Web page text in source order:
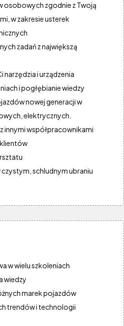
osobowych zgodnie z Twoją
w zakresie usterek
zadań z największą
narzędzia i urządzenia
i pogłębianie wiedzy
nowej generacji w
elektrycznych.
innymi współpracownikami
schludnym ubraniu
w wielu szkoleniach
wiedzy
marek pojazdów
trendów i technologii